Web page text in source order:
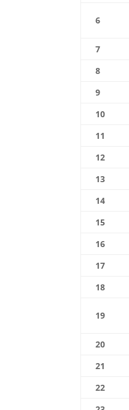
6
7
8
9
10
11
12
13
14
15
16
17
18
19
20
21
22